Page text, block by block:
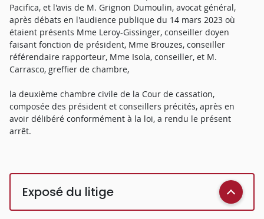
Pacifica, et l'avis de M. Grignon Dumoulin, avocat général,
après débats en l'audience publique du 14 mars 2023 où
étaient présents Mme Leroy-Gissinger, conseiller doyen
faisant fonction de président, Mme Brouzes, conseiller
référendaire rapporteur, Mme Isola, conseiller, et M.
Carrasco, greffier de chambre,
la deuxième chambre civile de la Cour de cassation,
composée des président et conseillers précités, après en
avoir délibéré conformément à la loi, a rendu le présent
arrêt.
Exposé du litige